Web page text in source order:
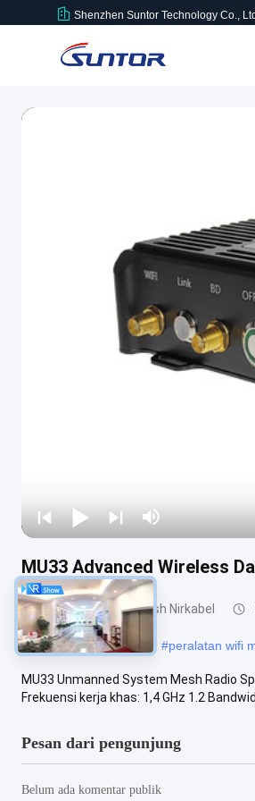
Shenzhen Suntor Technology Co.,
MU33 Advanced Wireless
Produk Jaringan Mesh Nirkabel
#modul jaringan mesh #peralatan wifi
MU33 Unmanned System Mesh Radio
Frekuensi kerja khas: 1,4 GHz 1.2
Pesan dari pengunjung
Belum ada komentar publik